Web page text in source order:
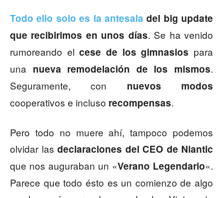
Todo ello solo es la antesala del big update
que recibirimos en unos días. Se ha venido
rumoreando elcese de los gimnasios para
una nueva remodelación de los mismos.
Seguramente, con nuevos modos
cooperativos e incluso recompensas.
Pero todo no muere ahí, tampoco podemos
olvidar las declaraciones del CEO de Niantic
que nos auguraban un «Verano Legendario«.
Parece que todo ésto es un comienzo de algo